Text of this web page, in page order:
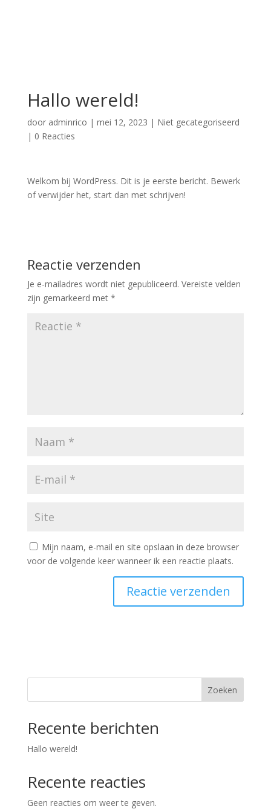
Hallo wereld!
door adminrico | mei 12, 2023 | Niet gecategoriseerd
| 0 Reacties
Welkom bij WordPress. Dit is je eerste bericht. Bewerk
of verwijder het, start dan met schrijven!
Reactie verzenden
Je e-mailadres wordt niet gepubliceerd. Vereiste velden
zijn gemarkeerd met *
Mijn naam, e-mail en site opslaan in deze browser
voor de volgende keer wanneer ik een reactie plaats.
Zoeken
Recente berichten
Hallo wereld!
Recente reacties
Geen reacties om weer te geven.